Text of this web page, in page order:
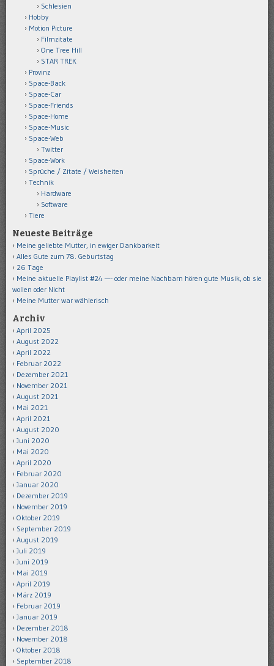
Schlesien
Hobby
Motion Picture
Filmzitate
One Tree Hill
STAR TREK
Provinz
Space-Back
Space-Car
Space-Friends
Space-Home
Space-Music
Space-Web
Twitter
Space-Work
Sprüche / Zitate / Weisheiten
Technik
Hardware
Software
Tiere
Neueste Beiträge
Meine geliebte Mutter, in ewiger Dankbarkeit
Alles Gute zum 78. Geburtstag
26 Tage
Meine aktuelle Playlist #24 —- oder meine Nachbarn hören gute Musik, ob sie
wollen oder Nicht
Meine Mutter war wählerisch
Archiv
April 2025
August 2022
April 2022
Februar 2022
Dezember 2021
November 2021
August 2021
Mai 2021
April 2021
August 2020
Juni 2020
Mai 2020
April 2020
Februar 2020
Januar 2020
Dezember 2019
November 2019
Oktober 2019
September 2019
August 2019
Juli 2019
Juni 2019
Mai 2019
April 2019
März 2019
Februar 2019
Januar 2019
Dezember 2018
November 2018
Oktober 2018
September 2018